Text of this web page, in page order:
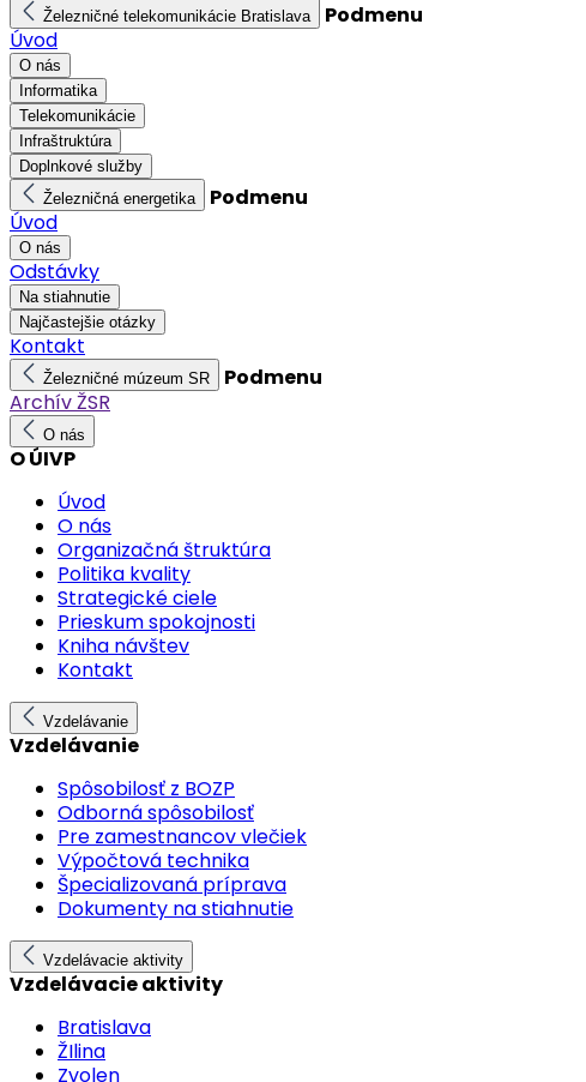
Železničné telekomunikácie Bratislava
Podmenu
Úvod
O nás
Informatika
Telekomunikácie
Infraštruktúra
Doplnkové služby
Železničná energetika
Podmenu
Úvod
O nás
Odstávky
Na stiahnutie
Najčastejšie otázky
Kontakt
Železničné múzeum SR
Podmenu
Archív ŽSR
O nás
O ÚIVP
Úvod
O nás
Organizačná štruktúra
Politika kvality
Strategické ciele
Prieskum spokojnosti
Kniha návštev
Kontakt
Vzdelávanie
Vzdelávanie
Spôsobilosť z BOZP
Odborná spôsobilosť
Pre zamestnancov vlečiek
Výpočtová technika
Špecializovaná príprava
Dokumenty na stiahnutie
Vzdelávacie aktivity
Vzdelávacie aktivity
Bratislava
ŽIlina
Zvolen